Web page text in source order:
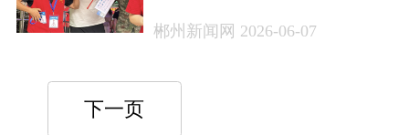
郴州新闻网 2026-06-07
下一页